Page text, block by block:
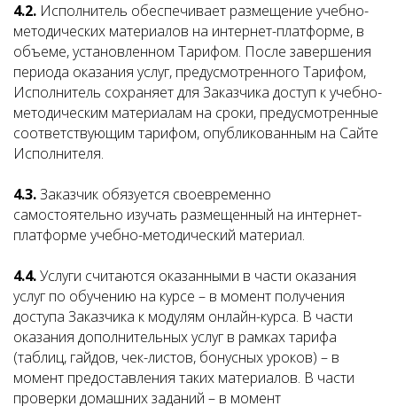
4.2. Исполнитель обеспечивает размещение учебно-
методических материалов на интернет-платформе, в
объеме, установленном Тарифом. После завершения
периода оказания услуг, предусмотренного Тарифом,
Исполнитель сохраняет для Заказчика доступ к учебно-
методическим материалам на сроки, предусмотренные
соответствующим тарифом, опубликованным на Сайте
Исполнителя.
4.3.Заказчик обязуется своевременно
самостоятельно изучать размещенный на интернет-
платформе учебно-методический материал.
4.4.Услуги считаются оказанными в части оказания
услуг по обучению на курсе – в момент получения
доступа Заказчика к модулям онлайн-курса. В части
оказания дополнительных услуг в рамках тарифа
(таблиц, гайдов, чек-листов, бонусных уроков) – в
момент предоставления таких материалов. В части
проверки домашних заданий – в момент